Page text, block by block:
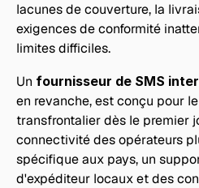
lacunes de couverture, la
exigences de conformité
limites difficiles.
Un fournisseur de SMS
en revanche, est conçu pour
transfrontalier dès le premier
connectivité des opérateurs
spécifique aux pays, un
d'expéditeur locaux et des